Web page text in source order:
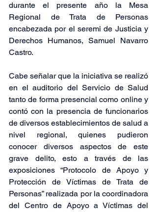
durante el presente año la Mesa
Regional de Trata de Personas
encabezada por el seremi de Justicia y
Derechos Humanos, Samuel Navarro
Castro.
Cabe señalar que la iniciativa se realizó
en el auditorio del Servicio de Salud
tanto de forma presencial como online y
contó con la presencia de funcionarios
de diversos establecimientos de salud a
nivel regional, quienes pudieron
conocer diversos aspectos de este
grave delito, esto a través de las
exposiciones “Protocolo de Apoyo y
Protección de Víctimas de Trata de
Personas” realizada por la coordinadora
del Centro de Apoyo a Víctimas del